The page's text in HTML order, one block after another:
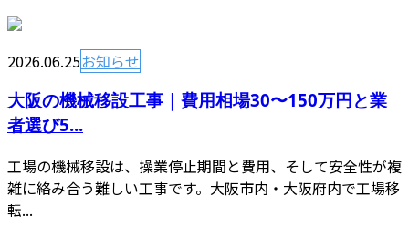
2026.06.25お知らせ
大阪の機械移設工事｜費用相場30〜150万円と業
者選び5...
工場の機械移設は、操業停止期間と費用、そして安全性が複
雑に絡み合う難しい工事です。大阪市内・大阪府内で工場移
転...